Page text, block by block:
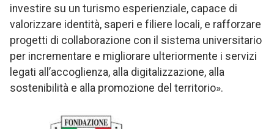
investire su un turismo esperienziale, capace di
valorizzare identità, saperi e filiere locali, e rafforzare
progetti di collaborazione con il sistema universitario
per incrementare e migliorare ulteriormente i servizi
legati all’accoglienza, alla digitalizzazione, alla
sostenibilità e alla promozione del territorio».